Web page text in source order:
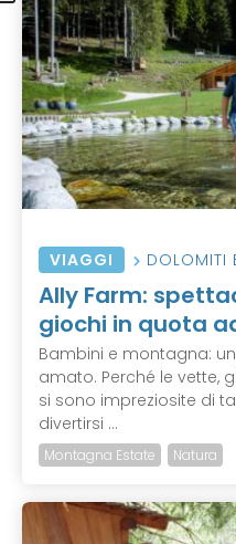
VIAGGI DOLOMITI
Ally Farm:
giochi in quota
Bambini e montagna:
amato. Perché le vette,
si sono impreziosite di
divertirsi ...
Montagna Estate Natura